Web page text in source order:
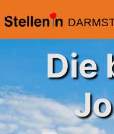
Die